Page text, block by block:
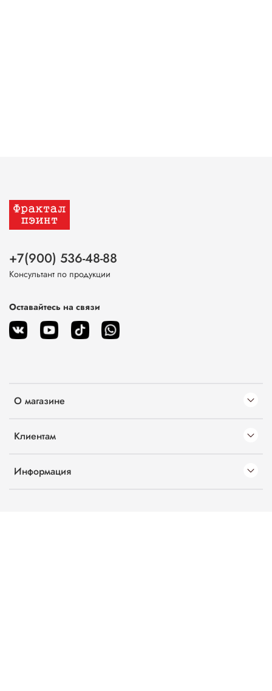
О магазине
Клиентам
Информация
+7(900) 536-48-88
Консультант по продукции
Оставайтесь на связи